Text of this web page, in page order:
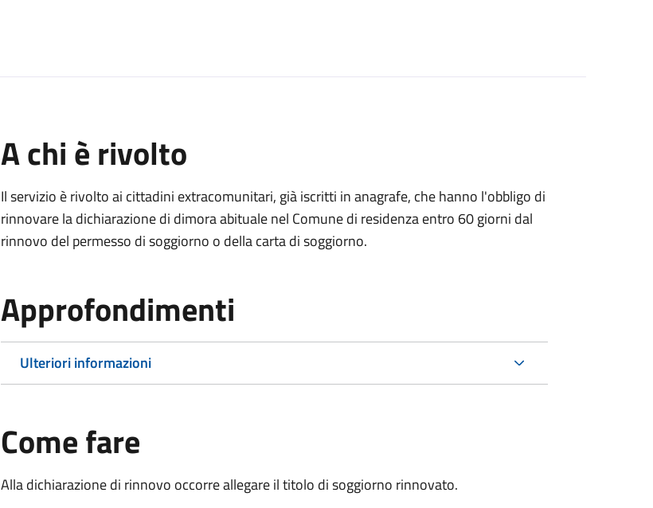
A chi è rivolto
Il servizio è rivolto ai cittadini extracomunitari, già iscritti in anagrafe, che hanno l'obbligo di
rinnovare la dichiarazione di dimora abituale nel Comune di residenza entro 60 giorni dal
rinnovo del permesso di soggiorno o della carta di soggiorno.
Approfondimenti
Ulteriori informazioni
Come fare
Alla dichiarazione di rinnovo occorre allegare il titolo di soggiorno rinnovato.